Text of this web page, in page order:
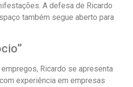
A defesa de Ricardo
também segue aberto para
Ricardo se apresenta
experiência em empresas